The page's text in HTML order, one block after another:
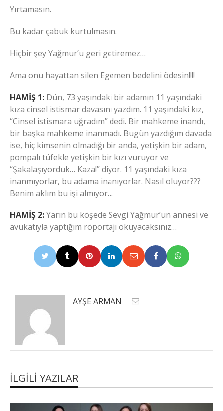
Yırtamasın.
Bu kadar çabuk kurtulmasın.
Hiçbir şey Yağmur’u geri getiremez…
Ama onu hayattan silen Egemen bedelini ödesin!!!!
HAMİŞ 1: Dün, 73 yaşındaki bir adamın 11 yaşındaki
kıza cinsel istismar davasını yazdım. 11 yaşındaki kız,
“Cinsel istismara uğradım” dedi. Bir mahkeme inandı,
bir başka mahkeme inanmadı. Bugün yazdığım davada
ise, hiç kimsenin olmadığı bir anda, yetişkin bir adam,
pompalı tüfekle yetişkin bir kızı vuruyor ve
“Şakalaşıyorduk… Kaza!” diyor. 11 yaşındaki kıza
inanmıyorlar, bu adama inanıyorlar. Nasıl oluyor???
Benim aklım bu işi almıyor…
HAMİŞ 2:Yarın bu köşede Sevgi Yağmur’un annesi ve
avukatıyla yaptığım röportajı okuyacaksınız…
AYŞE ARMAN
İLGILI YAZILAR